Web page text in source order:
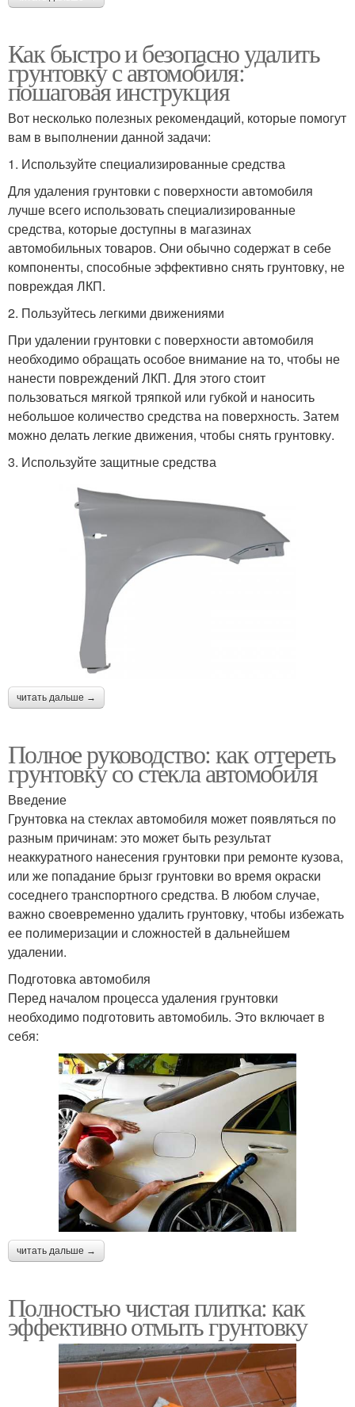
Как быстро и безопасно удалить
грунтовку с автомобиля:
пошаговая инструкция
Вот несколько полезных рекомендаций, которые помогут
вам в выполнении данной задачи:
1. Используйте специализированные средства
Для удаления грунтовки с поверхности автомобиля
лучше всего использовать специализированные
средства, которые доступны в магазинах
автомобильных товаров. Они обычно содержат в себе
компоненты, способные эффективно снять грунтовку, не
повреждая ЛКП.
2. Пользуйтесь легкими движениями
При удалении грунтовки с поверхности автомобиля
необходимо обращать особое внимание на то, чтобы не
нанести повреждений ЛКП. Для этого стоит
пользоваться мягкой тряпкой или губкой и наносить
небольшое количество средства на поверхность. Затем
можно делать легкие движения, чтобы снять грунтовку.
3. Используйте защитные средства
читать дальше →
Полное руководство: как оттереть
грунтовку со стекла автомобиля
Введение
Грунтовка на стеклах автомобиля может появляться по
разным причинам: это может быть результат
неаккуратного нанесения грунтовки при ремонте кузова,
или же попадание брызг грунтовки во время окраски
соседнего транспортного средства. В любом случае,
важно своевременно удалить грунтовку, чтобы избежать
ее полимеризации и сложностей в дальнейшем
удалении.
Подготовка автомобиля
Перед началом процесса удаления грунтовки
необходимо подготовить автомобиль. Это включает в
себя:
читать дальше →
Полностью чистая плитка: как
эффективно отмыть грунтовку